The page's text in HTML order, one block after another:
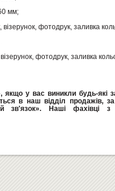
мм;
фотодрук, заливка
фотодрук, заливка
якщо у вас виникли будь-які
в наш відділ продажів,
зв'язок». Наші фахівці з